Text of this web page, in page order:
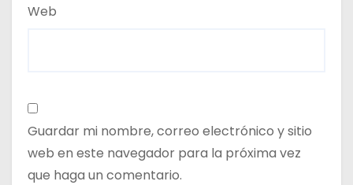
Web
Guardar mi nombre, correo electrónico y sitio
web en este navegador para la próxima vez
que haga un comentario.